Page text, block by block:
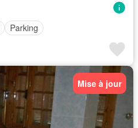
Parking
Mise à jour